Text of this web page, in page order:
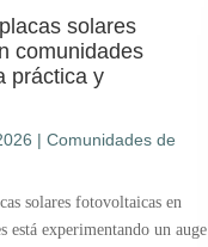
solares
comunidades
práctica y
| Comunidades de
solares fotovoltaicas en
está experimentando un auge